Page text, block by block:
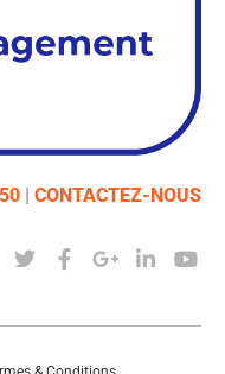
CONTACTEZ-NOUS